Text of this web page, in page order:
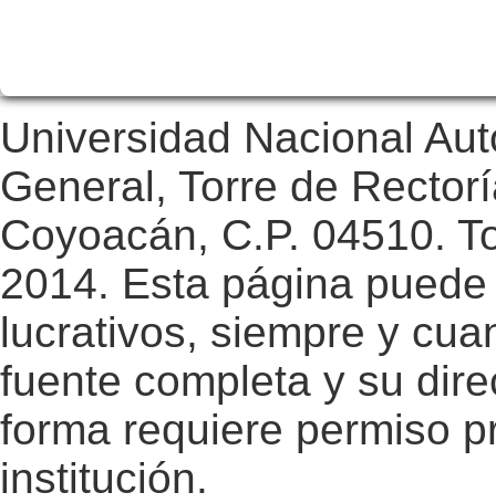
Universidad Nacional
General, Torre de
Coyoacán, C.P. 04510.
2014. Esta página
lucrativos, siempre y
fuente completa y su
forma requiere permiso
institución.